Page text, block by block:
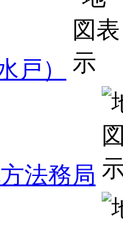
戸）
法務局